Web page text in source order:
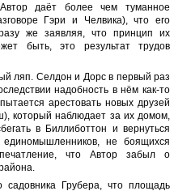
даёт более чем туманное
Гэри и Челвика), что его
же заявляя, что принцип их
быть, это результат трудов
ляп. Селдон и Дорс в первый раз
надобность в нём как-то
арестовать новых друзей
который наблюдает за их домом,
в Биллиботтон и вернуться
не боящихся
что Автор забыл о
садовника Грубера, что площадь